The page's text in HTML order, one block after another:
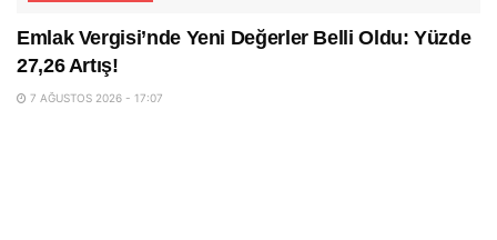
Emlak Vergisi’nde Yeni Değerler Belli Oldu: Yüzde
27,26 Artış!
7 AĞUSTOS 2026 - 17:07